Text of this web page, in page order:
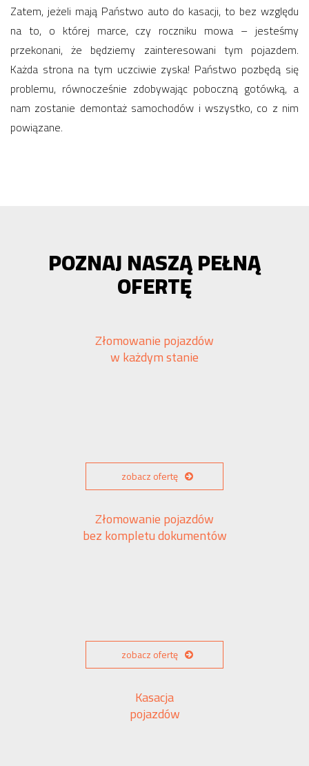
Zatem, jeżeli mają Państwo auto do kasacji, to bez względu
na to, o której marce, czy roczniku mowa – jesteśmy
przekonani, że będziemy zainteresowani tym pojazdem.
Każda strona na tym uczciwie zyska! Państwo pozbędą się
problemu, równocześnie zdobywając poboczną gotówką, a
nam zostanie demontaż samochodów i wszystko, co z nim
powiązane.
POZNAJ NASZĄ PEŁNĄ
OFERTĘ
Złomowanie pojazdów
w każdym stanie
zobacz ofertę
Złomowanie pojazdów
bez kompletu dokumentów
zobacz ofertę
Kasacja
pojazdów